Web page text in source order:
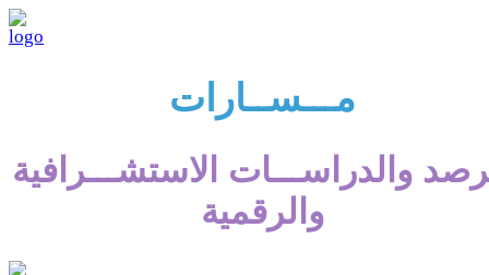
مـــســارات
والدراســـات الاستشـــرافية
والرقمية